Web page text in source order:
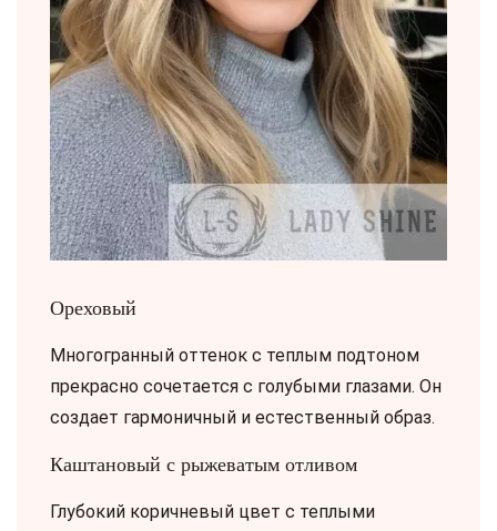
Ореховый
Многогранный оттенок с теплым подтоном
прекрасно сочетается с голубыми глазами. Он
создает гармоничный и естественный образ.
Каштановый с рыжеватым отливом
Глубокий коричневый цвет с теплыми